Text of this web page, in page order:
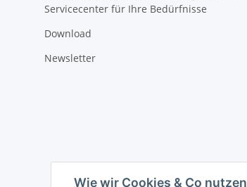
Wie wir Cookies & Co nutzen
Servicecenter für Ihre Bedürfnisse
Download
Newsletter